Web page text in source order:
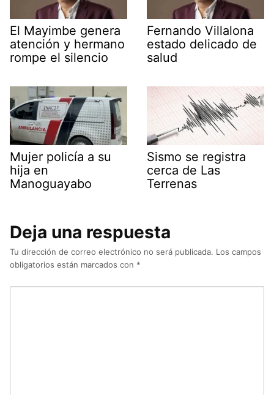
El Mayimbe genera
atención y hermano
rompe el silencio
Fernando Villalona
estado delicado de
salud
Mujer policía a su
hija en
Manoguayabo
Sismo se registra
cerca de Las
Terrenas
Deja una respuesta
Tu dirección de correo electrónico no será publicada. Los campos
obligatorios están marcados con *